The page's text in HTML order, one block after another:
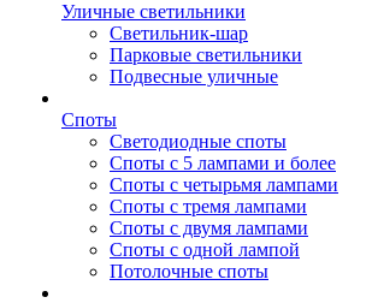
Уличные светильники
Светильник-шар
Парковые светильники
Подвесные уличные
Споты
Светодиодные споты
Споты с 5 лампами и более
Споты с четырьмя лампами
Споты с тремя лампами
Споты с двумя лампами
Споты с одной лампой
Потолочные споты